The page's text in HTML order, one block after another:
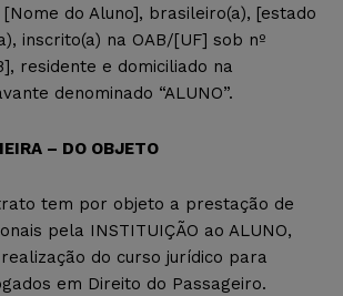
do Aluno], brasileiro(a), [estado
inscrito(a) na OAB/[UF] sob nº
residente e domiciliado na
denominado “ALUNO”.
– DO OBJETO
tem por objeto a prestação de
pela INSTITUIÇÃO ao ALUNO,
do curso jurídico para
em Direito do Passageiro.